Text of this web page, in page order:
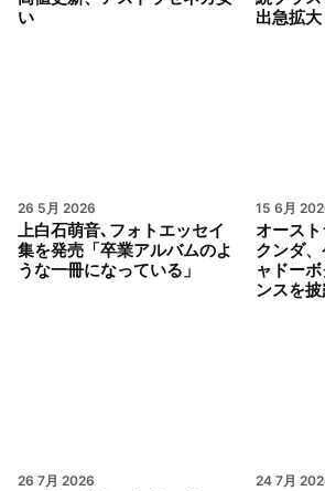
い
出急拡大
26 5月 2026
上白石萌音､フォトエッセイ
集を発売「卒業アルバムのよ
うな一冊になっている」
15 6月
オース
クンダ
ャドー
ンスを
26 7月 2026 24 7月